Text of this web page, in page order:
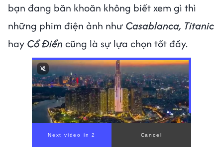
bạn đang băn khoăn không biết xem gì thì
những phim điện ảnh như Casablanca, Titanic
hay Cổ Điển cũng là sự lựa chọn tốt đấy.